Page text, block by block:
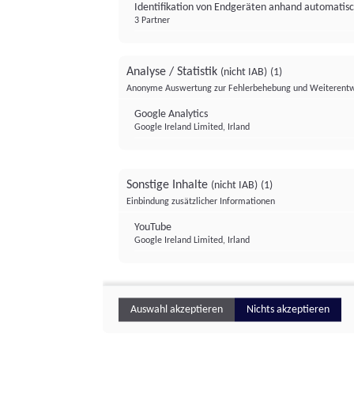
Identifikation von Endgeräten anhand
3 Partner
Analyse / Statistik (nicht IAB) (1)
Anonyme Auswertung zur Fehlerbehebung und
Google Analytics
Google Ireland Limited, Irland
Sonstige Inhalte (nicht IAB) (1)
Einbindung zusätzlicher Informationen
YouTube
Google Ireland Limited, Irland
Auswahl akzeptieren Nichts akzeptieren